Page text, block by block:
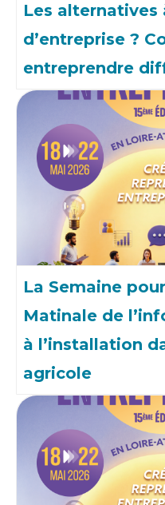
Les alternatives
d’entreprise ?
entreprendre
La Semaine
Matinale de
à l’installation
agricole